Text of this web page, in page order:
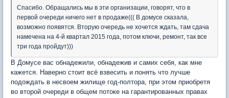
Спасибо. Обращались мы в эти организации, говорят, что в
первой очереди ничего нет в продаже((( В домусе сказала,
возможно появятся. Вторую очередь не хочется ждать, там сдача
намечена на 4-й квартал 2015 года, потом ключи, ремонт, так все
три года пройдут)))
В Домусе вас обнадежили, обнадежив и самих себя, как мне
кажется. Наверно стоит всё взвесить и понять что лучше
подождать в несвоем жилище год-полтора, при этом приобретя
во второй очереди в общем потоке на гарантированных правах